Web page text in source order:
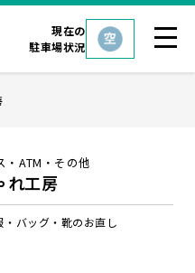
現在の
駐車場状況
・ATM・その他
れ工房
・バッグ・靴のお直し